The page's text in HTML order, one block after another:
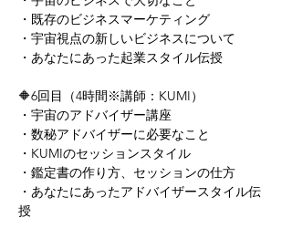
・既存のビジネスマーケティング
・宇宙視点の新しいビジネスについて
・あなたにあった起業スタイル伝授
🔶6回目（4時間※講師：KUMI）
・宇宙のアドバイザー講座
・数秘アドバイザーに必要なこと
・KUMIのセッションスタイル
・鑑定書の作り方、セッションの仕方
・あなたにあったアドバイザースタイル伝
授